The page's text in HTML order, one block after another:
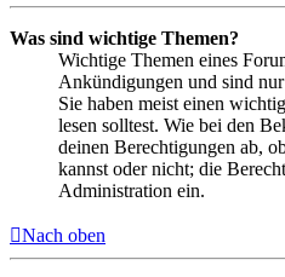
Was sind wichtige Themen?
Wichtige Themen eines
Ankündigungen und sind
Sie haben meist einen
lesen solltest. Wie bei den
deinen Berechtigungen ab,
kannst oder nicht; die
Administration ein.
Nach oben